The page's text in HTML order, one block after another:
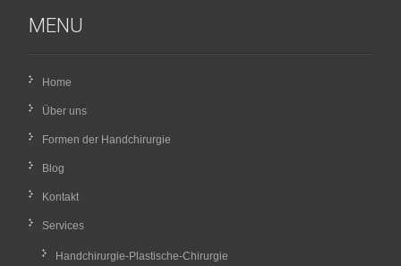
MENU
Home
Über uns
Formen der Handchirurgie
Blog
Kontakt
Services
Handchirurgie-Plastische-Chirurgie